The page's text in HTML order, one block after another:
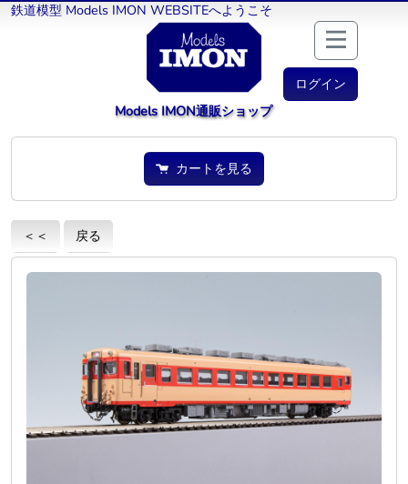
鉄道模型 Models IMON WEBSITEへようこそ
ログイン
Models IMON通販ショップ
カートを見る
＜＜ 戻る